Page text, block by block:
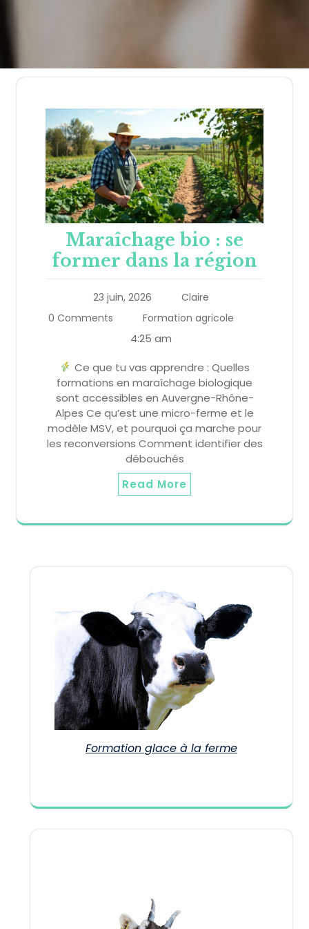
Maraîchage bio : se
former dans la région
23 juin, 2026
Claire
0 Comments
Formation agricole
4:25 am
Ce que tu vas apprendre : Quelles
formations en maraîchage biologique
sont accessibles en Auvergne-Rhône-
Alpes Ce qu’est une micro-ferme et le
modèle MSV, et pourquoi ça marche pour
les reconversions Comment identifier des
débouchés
Read More
Formation glace à la ferme